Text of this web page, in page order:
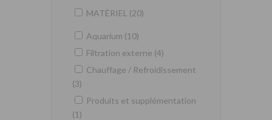
MATÉRIEL (20)
Aquarium (10)
Filtration externe (4)
Chauffage / Refroidissement
(3)
Produits et supplémentation
(1)